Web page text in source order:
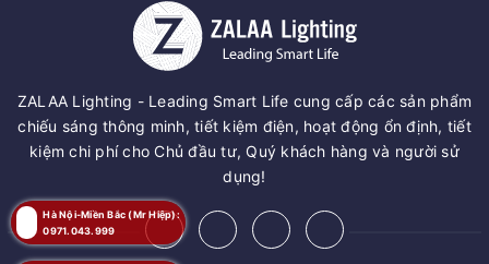
ZALAA Lighting - Leading Smart Life cung cấp các sản phẩm
chiếu sáng thông minh, tiết kiệm điện, hoạt động ổn định, tiết
kiệm chi phí cho Chủ đầu tư, Quý khách hàng và người sử
dụng!
Hà Nội-Miền Bắc (Mr Hiệp):
0971.043.999